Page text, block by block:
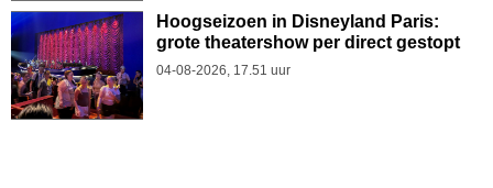
Hoogseizoen in Disneyland Paris:
grote theatershow per direct gestopt
04-08-2026, 17.51 uur